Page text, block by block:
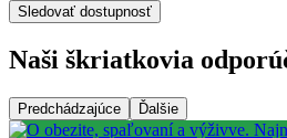
Sledovať dostupnosť
Naši škriatkovia
Predchádzajúce Ďalšie